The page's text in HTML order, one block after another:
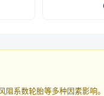
阻系数轮胎等多种因素影响